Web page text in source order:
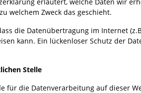
welchem Zweck das geschieht.
die Datenübertragung im Internet
kann. Ein lückenloser Schutz der
Stelle
für die Datenverarbeitung auf dieser